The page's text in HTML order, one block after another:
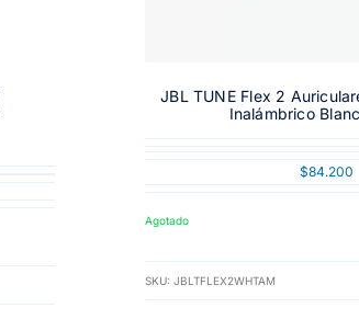
JBL TUNE Flex 2
Inalámbrico
$84.200
Agotado
SKU: JBLTFLEX2WHTAM